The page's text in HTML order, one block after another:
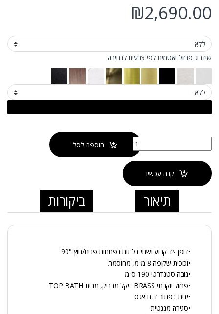
₪2,690.00
שידרוג פרזול ואטמים לפי צבעים לבחירה
כמות של מקלחון פינתי דופן קבוע + 2 דלתות BYANCO הוספה לסל
קנה עכשיו
תיאור ביקורות
•דופן צד קבוע ושתי דלתות נפתחות פנים/חוץ 90°
•זכוכית שקופה 8 מ״מ, מחוסמת
•גובה סטנדרטי 190 ס״מ
•פרזול יוקרתי BRASS ניקל מבריק, מבית TOP BATH
•ידית כפתור דגם אגס
•סגירה מגנטית